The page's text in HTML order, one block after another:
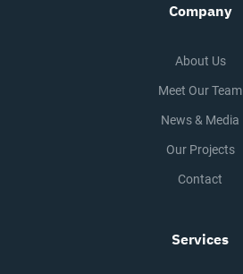
Company
About Us
Meet Our Team
News & Media
Our Projects
Contact
Services